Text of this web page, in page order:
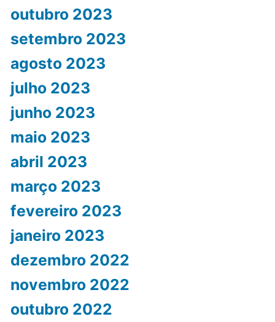
outubro 2023
setembro 2023
agosto 2023
julho 2023
junho 2023
maio 2023
abril 2023
março 2023
fevereiro 2023
janeiro 2023
dezembro 2022
novembro 2022
outubro 2022